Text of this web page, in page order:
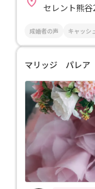
セレント熊谷
成婚者の声 キャッシ
マリッジ パレア